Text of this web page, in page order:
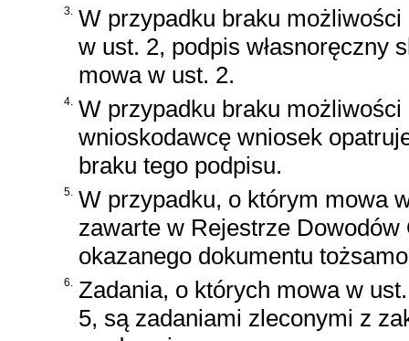
3. W przypadku braku
w ust. 2, podpis własnoręczny
mowa w ust. 2.
4. W przypadku braku możliwości
wnioskodawcę wniosek
braku tego podpisu.
5. W przypadku, o którym mowa
zawarte w Rejestrze
okazanego dokumentu
6. Zadania, o których mowa w
5, są zadaniami zleconymi z